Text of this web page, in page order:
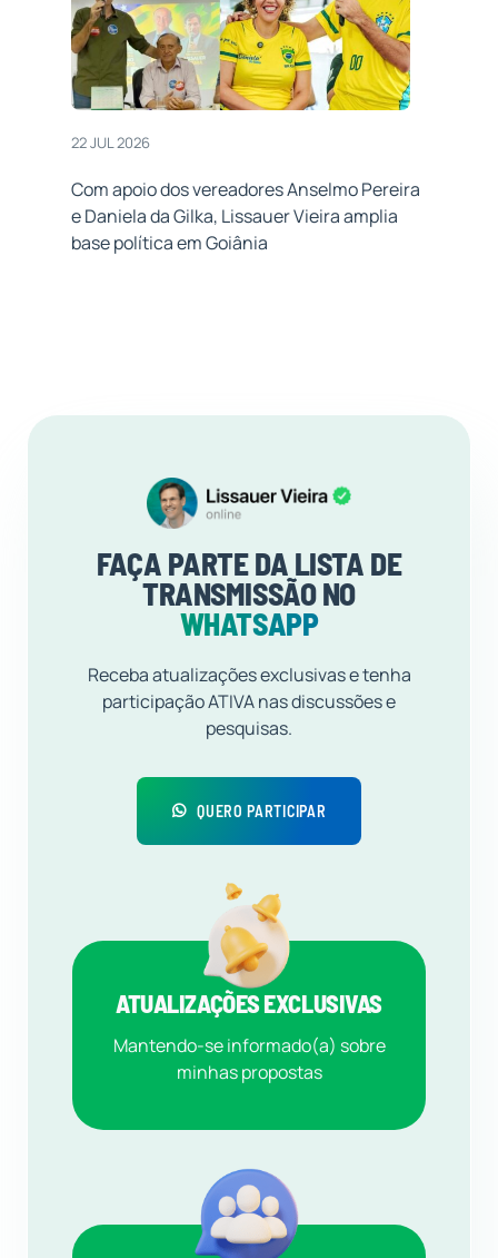
22 JUL 2026
Com apoio dos vereadores Anselmo Pereira
e Daniela da Gilka, Lissauer Vieira amplia
base política em Goiânia
FAÇA PARTE DA LISTA DE
TRANSMISSÃO NO
WHATSAPP
Receba atualizações exclusivas e tenha
participação ATIVA nas discussões e
pesquisas.
QUERO PARTICIPAR
ATUALIZAÇÕES EXCLUSIVAS
Mantendo-se informado(a) sobre
minhas propostas